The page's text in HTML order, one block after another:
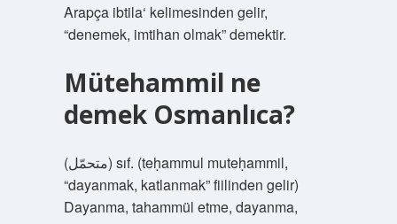
Arapça ibtila‘ kelimesinden gelir,
“denemek, imtihan olmak” demektir.
Mütehammil ne
demek Osmanlıca?
(ﻣﺘﺤﻤّﻞ) sıf. (teḥammul muteḥammil,
“dayanmak, katlanmak” fiilinden gelir)
Dayanma, tahammül etme, dayanma,